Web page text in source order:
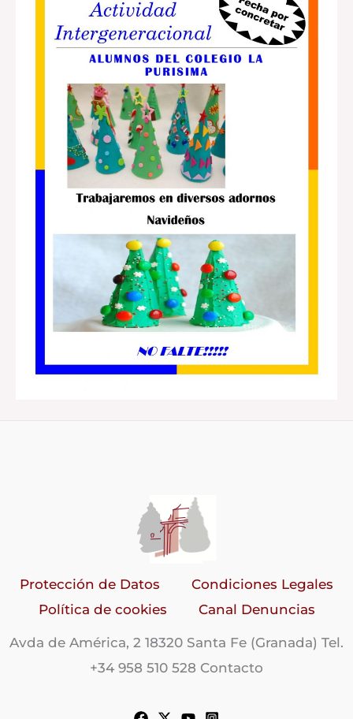
Protección de Datos
Condiciones Legales
Política de cookies
Canal Denuncias
Avda de América, 2 18320 Santa Fe (Granada) Tel.
+34 958 510 528 Contacto